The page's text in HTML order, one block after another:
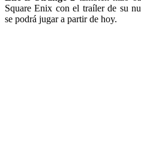
Square Enix con el traíler de su
se podrá jugar a partir de hoy.